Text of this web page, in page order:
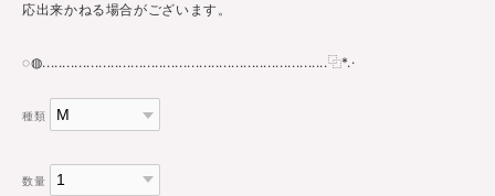
応出来かねる場合がございます。
◌◍.......................................................................⿻*.·
種類
数量